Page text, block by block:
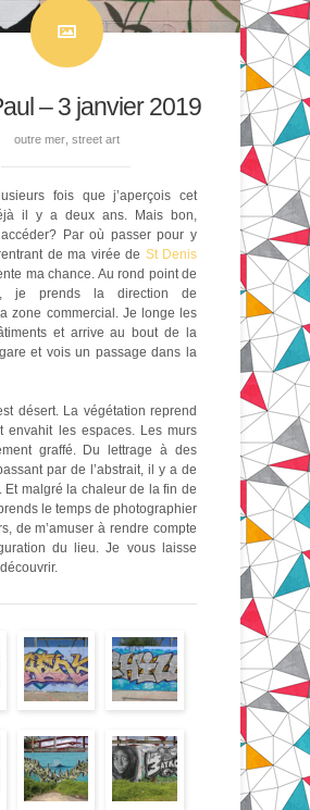
– 3 janvier 2019
outre mer, street art
fois que j’aperçois cet
il y a deux ans. Mais bon,
Par où passer pour y
de ma virée de St Denis
ma chance. Au rond point de
je prends la direction de
zone commercial. Je longe les
et arrive au bout de la
et vois un passage dans la
désert. La végétation reprend
envahit les espaces. Les murs
graffé. Du lettrage à des
par de l’abstrait, il y a de
Et malgré la chaleur de la fin de
le temps de photographier
de m’amuser à rendre compte
du lieu. Je vous laisse